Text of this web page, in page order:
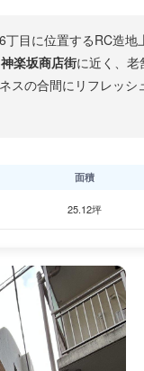
丁目に位置するRC造
神楽坂商店街に近く、
スの合間にリフレッ
面積
25.12坪